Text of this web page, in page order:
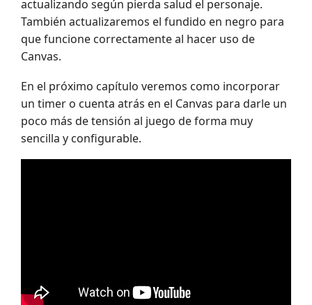
actualizando según pierda salud el personaje.
También actualizaremos el fundido en negro para
que funcione correctamente al hacer uso de
Canvas.
En el próximo capítulo veremos como incorporar
un timer o cuenta atrás en el Canvas para darle un
poco más de tensión al juego de forma muy
sencilla y configurable.